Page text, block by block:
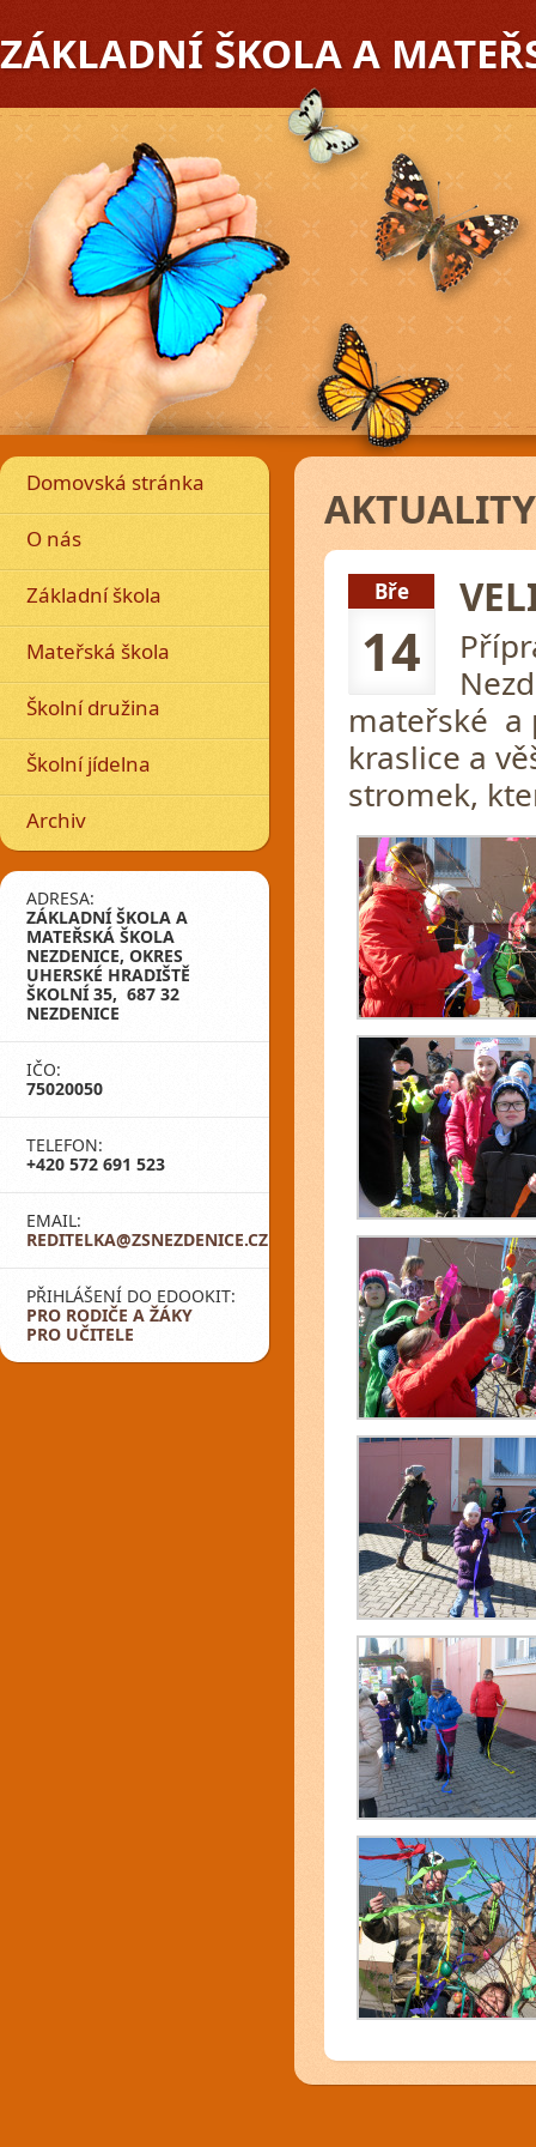
ZÁKLADNÍ ŠKOLA A
AKTUALITY
Bře
14
mateřské a
kraslice a
stromek,
Domovská stránka
O nás
Základní škola
Mateřská škola
Školní družina
Školní jídelna
Archiv
ADRESA:
ZÁKLADNÍ ŠKOLA A
MATEŘSKÁ ŠKOLA
NEZDENICE, OKRES
UHERSKÉ HRADIŠTĚ
ŠKOLNÍ 35, 687 32
NEZDENICE
IČO:
75020050
TELEFON:
+420 572 691 523
EMAIL:
REDITELKA@ZSNEZDENICE.CZ
PŘIHLÁŠENÍ DO EDOOKIT:
PRO RODIČE A ŽÁKY
PRO UČITELE